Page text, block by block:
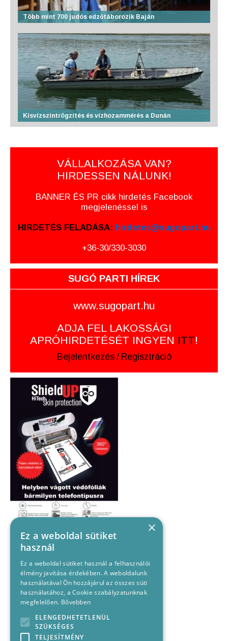
Több mint 700 judós edzőtáborozik Baján
Kisvízszintrögzítés és vízhozammérés a Dunán
VÁLLALKOZÁSA VAN?
HIRDESSEN NÁLUNK!
BANNER ÉS PR cikk hirdetés Facebook
megjelenéssel is
HIRDETÉS FELADÁSA: hirdetes@sugopart.hu
+36-30/330-3030
SUGÓ PARTI HÍREK
www.sugopart.hu
ADJA FEL LAKOSSÁGI
APRÓHIRDETÉSÉT INGYEN ITT!
Bejelentkezés / Regisztráció
×
Ez a weboldal sütiket
használ
Ez a weboldal sütiket használ a felhasználói
élmény javítása érdekében. A weboldalunk
használatával Ön hozzájárul az összes süti
használatához, a Cookie szabályzatunknak
megfelelően. Bővebben
ELENGEDHETETLENÜL
SZÜKSÉGES
TELJESÍTMÉNY